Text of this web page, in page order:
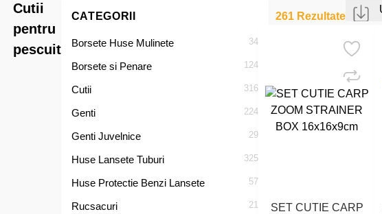
Cutii
pentru
pescuit
CATEGORII
Borsete Huse Mulinete 34
Borsete si Penare 124
Cutii 316
Genti 224
Genti Juvelnice 29
Huse Lansete Tuburi 325
Huse Protectie Benzi Lansete 57
Rucsacuri 21
261 Rezultate
SET CUTIE CARP